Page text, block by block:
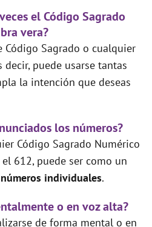
el Código Sagrado
vera?
Código Sagrado o cualquier
puede usarse tantas
la intención que deseas
los números?
Código Sagrado Numérico
612, puede ser como un
números individuales.
o en voz alta?
de forma mental o en